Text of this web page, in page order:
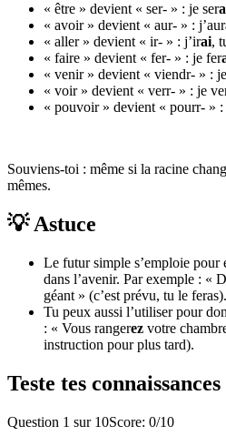
« être » devient « ser- » : je ser
« avoir » devient « aur- » : j’aur
« aller » devient « ir- » : j’irai,
« faire » devient « fer- » : je fer
« venir » devient « viendr- » :
« voir » devient « verr- » : je
« pouvoir » devient « pourr- »
Souviens-toi : même si la racine
mêmes.
💡 Astuce
Le futur simple s’emploie pour
dans l’avenir. Par exemple : «
géant » (c’est prévu, tu le feras).
Tu peux aussi l’utiliser pour
: « Vous rangerez votre
instruction pour plus tard).
Teste tes connaissances
Question 1 sur 10Score: 0/10